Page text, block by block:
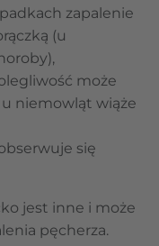
zapalenie
(u
może
niemowląt wiąże
się
jest inne i może
pęcherza.